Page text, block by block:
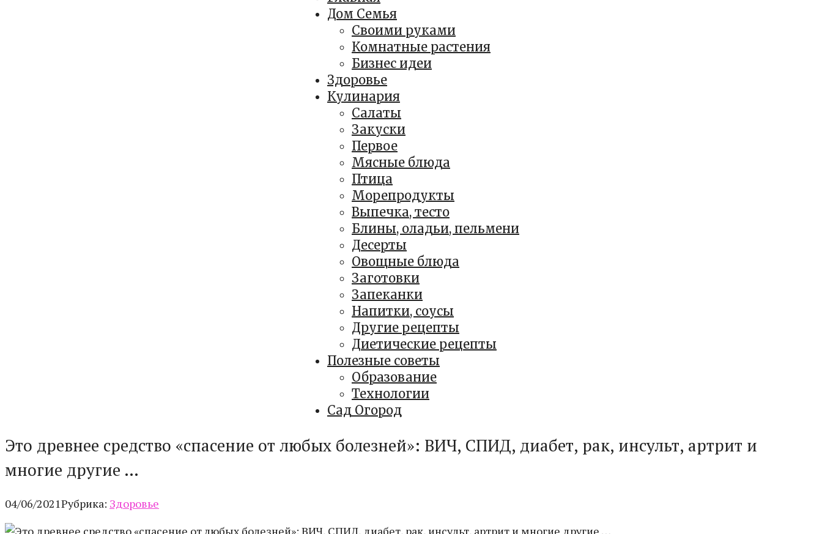
Дом Семья
Своими руками
Комнатные растения
Бизнес идеи
Здоровье
Кулинария
Салаты
Закуски
Первое
Мясные блюда
Птица
Морепродукты
Выпечка, тесто
Блины, оладьи, пельмени
Десерты
Овощные блюда
Заготовки
Запеканки
Напитки, соусы
Другие рецепты
Диетические рецепты
Полезные советы
Образование
Технологии
Сад Огород
Это древнее средство «спасение от любых болезней»: ВИЧ, СПИД, диабет, рак, инсульт, артрит и
многие другие …
04/06/2021Рубрика: Здоровье